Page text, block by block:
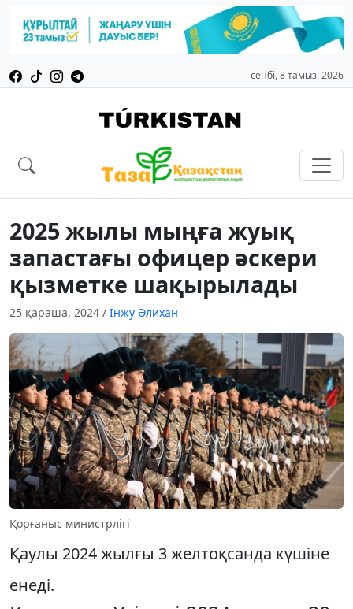
сенбі, 8 тамыз, 2026
2025 жылы мыңға жуық
запастағы офицер әскери
қызметке шақырылады
25 қараша, 2024 / Інжу Әлихан
Қорғаныс министрлігі
Қаулы 2024 жылғы 3 желтоқсанда күшіне
енеді.